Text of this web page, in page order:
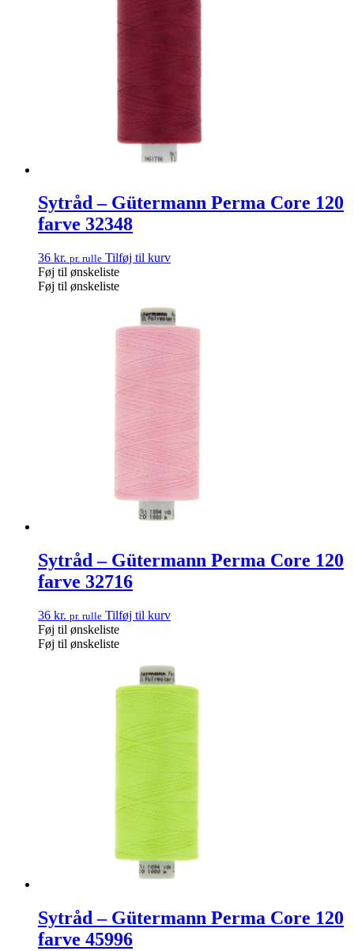
Sytråd – Gütermann Perma Core 120
farve 32348
36 kr. pr. rulle Tilføj til kurv
Føj til ønskeliste
Føj til ønskeliste
Sytråd – Gütermann Perma Core 120
farve 32716
36 kr. pr. rulle Tilføj til kurv
Føj til ønskeliste
Føj til ønskeliste
Sytråd – Gütermann Perma Core 120
farve 45996